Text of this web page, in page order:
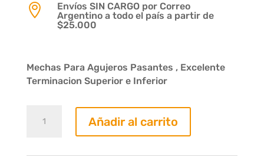

Envíos SIN CARGO por Correo
Argentino a todo el país a partir de
$25.000
Mechas Para Agujeros Pasantes , Excelente
Terminacion Superior e Inferior
Pasante
Añadir al carrito